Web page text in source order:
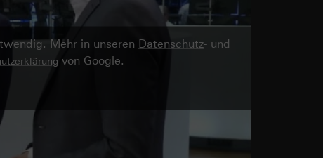
Mehr in unseren Datenschutz- und
von Google.